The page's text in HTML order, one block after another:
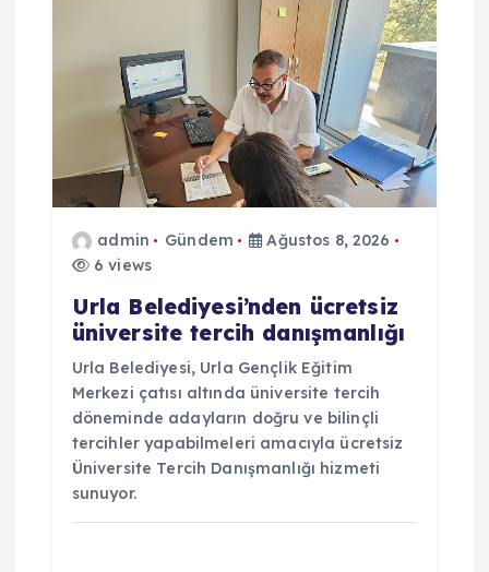
admin Gündem
Ağustos 8, 2026
6 views
Urla Belediyesi’nden ücretsiz
üniversite tercih danışmanlığı
Urla Belediyesi, Urla Gençlik Eğitim
Merkezi çatısı altında üniversite tercih
döneminde adayların doğru ve bilinçli
tercihler yapabilmeleri amacıyla ücretsiz
Üniversite Tercih Danışmanlığı hizmeti
sunuyor.